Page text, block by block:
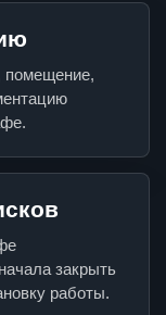
помещение,
закрыть
работы.